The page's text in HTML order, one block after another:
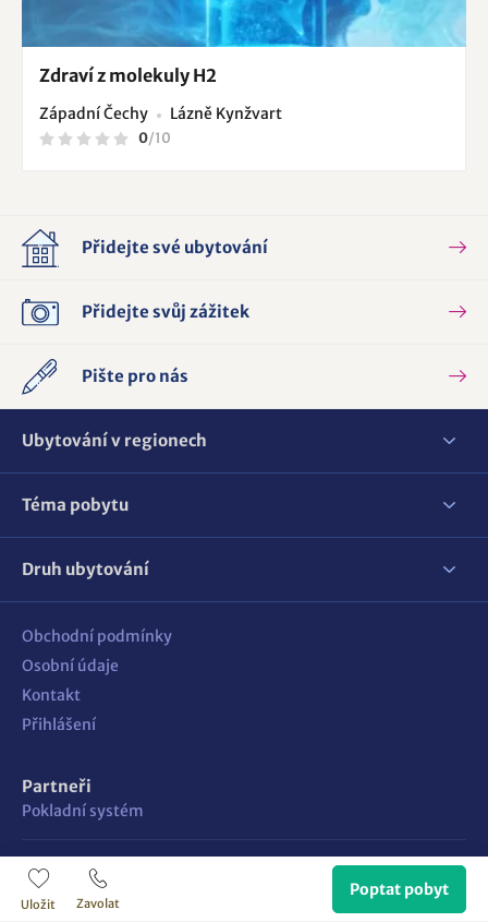
Uložit Zavolat
Poptat pobyt
Zdraví z molekuly H2
Západní Čechy Lázně Kynžvart
0/10
Přidejte své ubytování
Přidejte svůj zážitek
Pište pro nás
Ubytování v regionech
Téma pobytu
Druh ubytování
Obchodní podmínky
Osobní údaje
Kontakt
Přihlášení
Partneři
Pokladní systém
Sledujte nás